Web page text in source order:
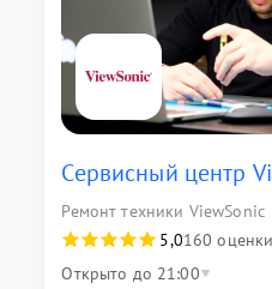
Сервисный центр
Ремонт техники ViewSonic
5,0160 оценки
Открыто до 21:00